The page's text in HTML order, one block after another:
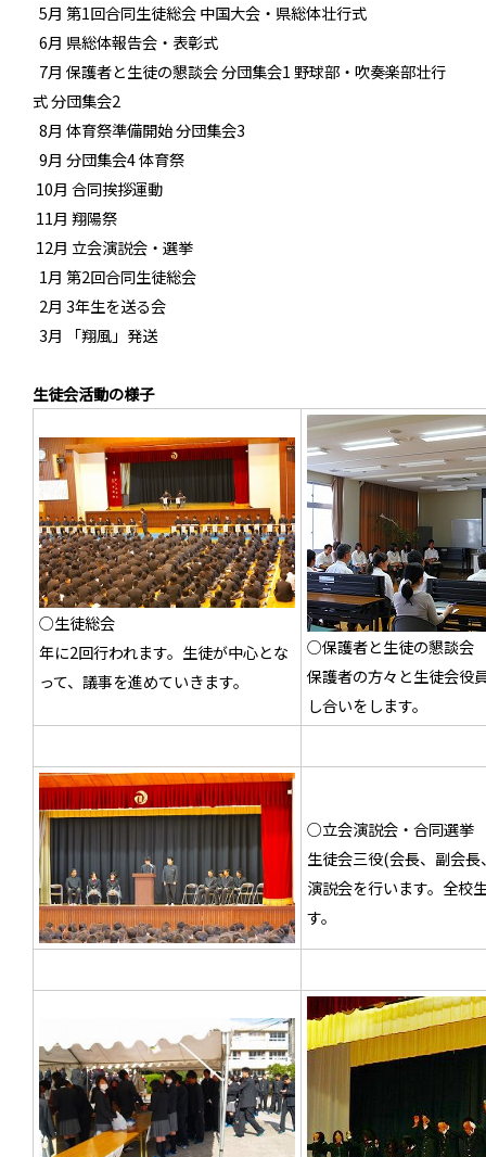
5月 第1回合同生徒総会 中国大会・県総体壮行式
6月 県総体報告会・表彰式
7月 保護者と生徒の懇談会 分団集会1 野球部・吹奏楽部壮行
式 分団集会2
8月 体育祭準備開始 分団集会3
9月 分団集会4 体育祭
10月 合同挨拶運動
11月 翔陽祭
12月 立会演説会・選挙
1月 第2回合同生徒総会
2月 3年生を送る会
3月 「翔風」発送
生徒会活動の様子
○生徒総会
年に2回行われます。生徒が中心とな
って、議事を進めていきます。
○保護者と生徒の懇談会
保護者の方々と生徒会役
し合いをします。
○立会演説会・合同選挙
生徒会三役(会長、副会
演説会を行います。全校
す。